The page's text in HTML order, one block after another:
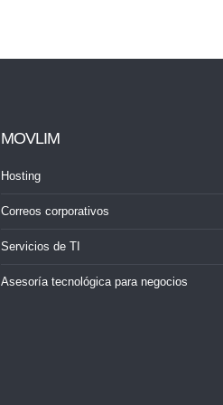
MOVLIM
Hosting
Correos corporativos
Servicios de TI
Asesoría tecnológica para negocios